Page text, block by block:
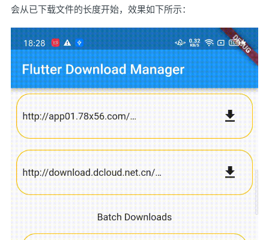
会从已下载文件的长度开始，效果如下所示：